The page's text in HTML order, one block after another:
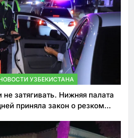
УЗБЕКИСТАНА
затягивать. Нижняя палата
приняла закон о резком